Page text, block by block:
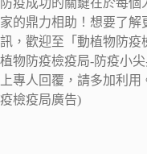
防疫成功的關鍵在於每
家的鼎力相助！想要了解
訊，歡迎至「動植物防疫
植物防疫檢疫局-防疫小
上專人回覆，請多加利
疫檢疫局廣告)